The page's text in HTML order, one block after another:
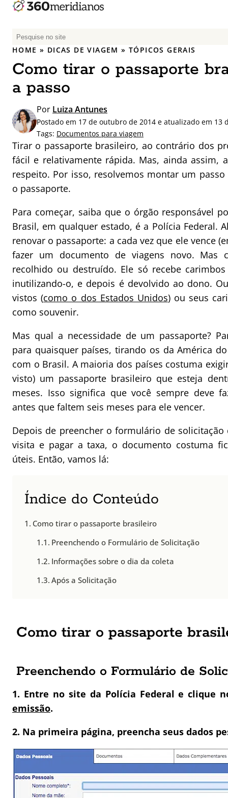
P
e
q
u
i
a
r
p
o
:
HOME » DICAS DE VIAGEM »TÓPICOS GERAIS
Como tirar o passaporte
a passo
Por Luiza Antunes
Postado em 17 de outubro de 2014 e atualizado em 13
Tags: Documentos para viagem
Tirar o passaporte brasileiro, ao contrário dos
fácil e relativamente rápida. Mas, ainda assim,
respeito. Por isso, resolvemos montar um
o passaporte.
Para começar, saiba que o órgão responsável
Brasil, em qualquer estado, é a Polícia Federal.
renovar o passaporte: a cada vez que ele vence
fazer um documento de viagens novo. Mas
recolhido ou destruído. Ele só recebe
inutilizando-o, e depois é devolvido ao dono.
vistos (como o dos Estados Unidos) ou seus
como souvenir.
Mas qual a necessidade de um passaporte?
para quaisquer países, tirando os da América
com o Brasil. A maioria dos países costuma
visto) um passaporte brasileiro que esteja
meses. Isso significa que você sempre deve
antes que faltem seis meses para ele vencer.
Depois de preencher o formulário de solicitação
visita e pagar a taxa, o documento costuma
úteis. Então, vamos lá:
Índice do Conteúdo
Como tirar o passaporte brasileiro
Preenchendo o Formulário de Solicitação
Informações sobre o dia da coleta
Após a Solicitação
Como tirar o passaporte
Preenchendo o Formulário de
1. Entre no site da Polícia Federal e clique
emissão.
2. Na primeira página, preencha seus dados